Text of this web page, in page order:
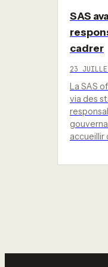
SAS
cadrer
23
La SAS
via des
accueillir